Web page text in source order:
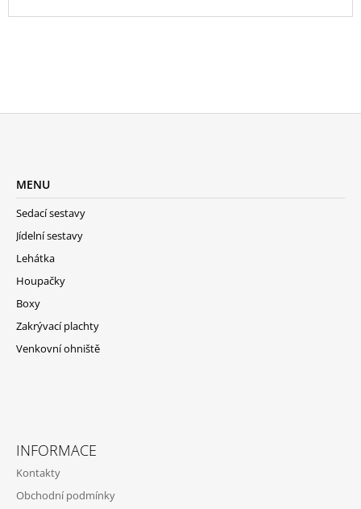
MENU
Sedací sestavy
Jídelní sestavy
Lehátka
Houpačky
Boxy
Zakrývací plachty
Venkovní ohniště
INFORMACE
Kontakty
Obchodní podmínky